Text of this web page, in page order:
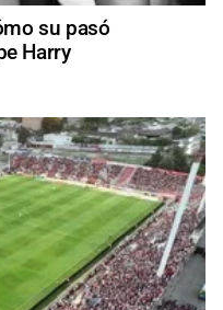
su pasó
Harry